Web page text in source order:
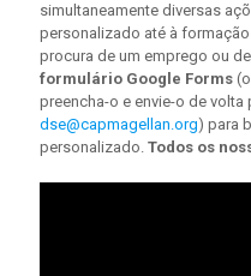
simultaneamente diversas
personalizado até à
procura de um emprego ou
formulário Google Forms
preencha-o e envie-o de volta
dse@capmagellan.org) para
personalizado. Todos os